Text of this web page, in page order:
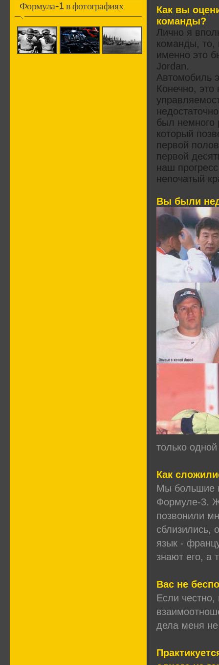
Формула-1 в фотографиях
Как вы
команды?
Лично я
команды, то,
именно это
Jordan.
Автомобиль
Конечно,
был немного
который
первой
первой
наш
непочатый
Вы были
только
Как
Мы большие
Формуле-3.
позвонили
сблизились,
язык -
знают его, а
Вас не
Если
дела меня